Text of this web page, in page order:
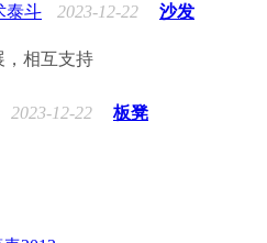
泰斗 2023-12-22 沙发
，相互支持
2023-12-22 板凳